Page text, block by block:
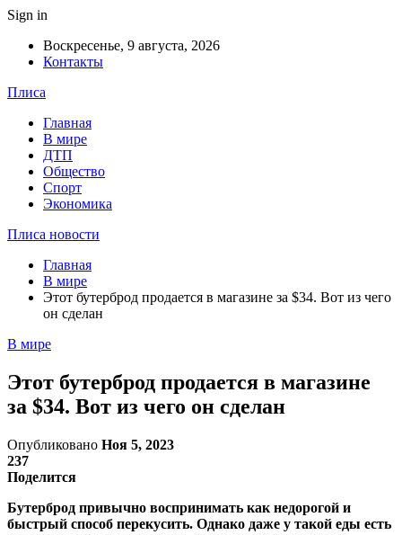
Sign in
Воскресенье, 9 августа, 2026
Контакты
Плиса
Главная
В мире
ДТП
Общество
Спорт
Экономика
Плиса новости
Главная
В мире
Этот бутерброд продается в магазине за $34. Вот из чего
он сделан
В мире
Этот бутерброд продается в магазине
за $34. Вот из чего он сделан
Опубликовано Ноя 5, 2023
237
Поделится
Бутерброд привычно воспринимать как недорогой и
быстрый способ перекусить. Однако даже у такой еды есть